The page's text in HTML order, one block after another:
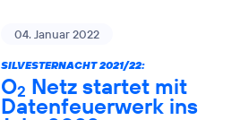
04. Januar 2022
SILVESTERNACHT 2021/22:
O2 Netz startet mit
Datenfeuerwerk ins